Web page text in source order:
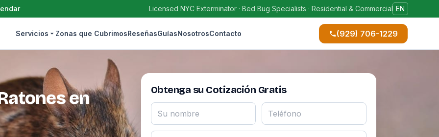
Licensed NYC Exterminator · Bed Bug Specialists · Residential & Commercial EN
Servicios Zonas que CubrimosReseñasGuíasNosotrosContacto (929) 706-1229
en
Obtenga su Cotización Gratis